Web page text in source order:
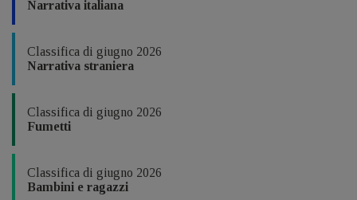
Narrativa italiana
Classifica di giugno 2026
Narrativa straniera
Classifica di giugno 2026
Fumetti
Classifica di giugno 2026
Bambini e ragazzi